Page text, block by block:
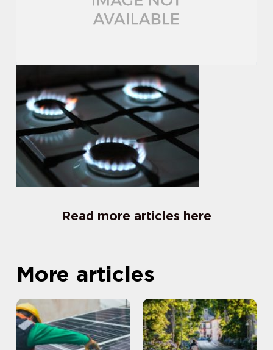
Read more articles here
More articles